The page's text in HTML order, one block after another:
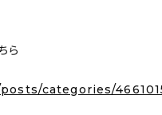
ら
categories/